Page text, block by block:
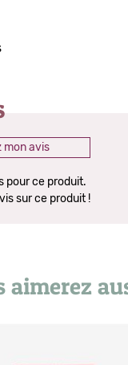
mon avis
pour ce produit.
sur ce produit !
aimerez